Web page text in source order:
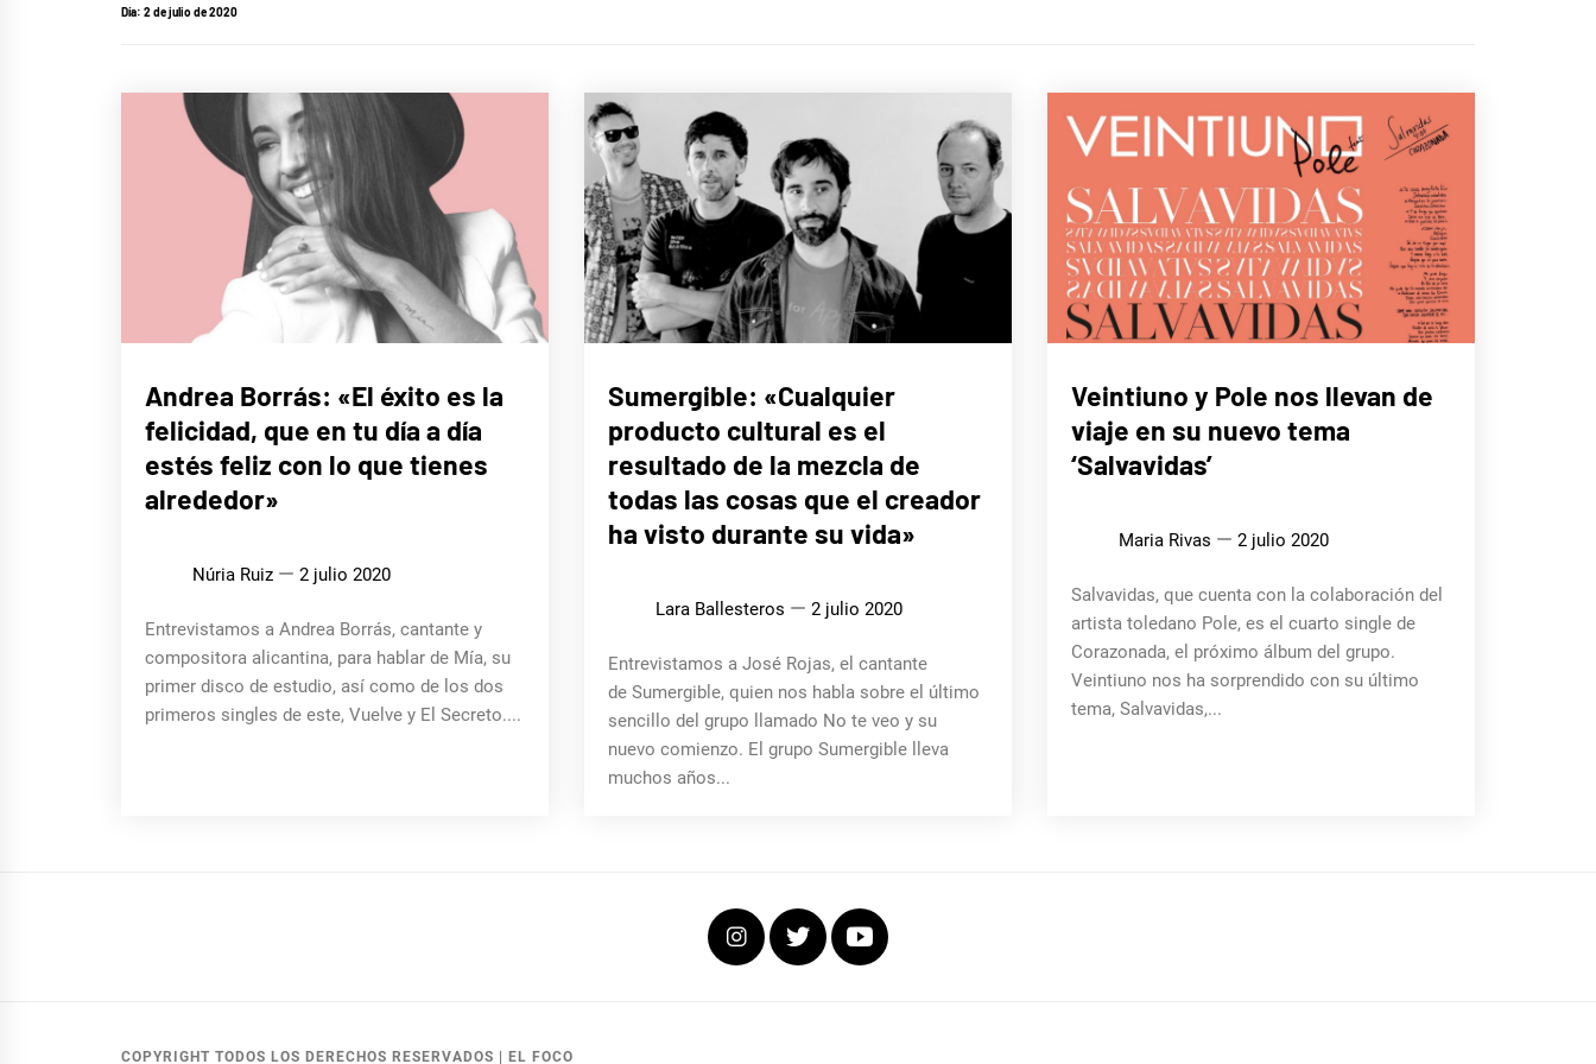
Día: 2 de julio de 2020
Andrea Borrás: «El éxito es la
felicidad, que en tu día a día
estés feliz con lo que tienes
alrededor»
Núria Ruiz 2 julio 2020
Entrevistamos a Andrea Borrás, cantante y
compositora alicantina, para hablar de Mía, su
primer disco de estudio, así como de los dos
primeros singles de este, Vuelve y El Secreto....
Sumergible: «Cualquier
producto cultural es el
resultado de la mezcla de
todas las cosas que el creador
ha visto durante su vida»
Lara Ballesteros 2 julio 2020
Entrevistamos a José Rojas, el cantante
de Sumergible, quien nos habla sobre el último
sencillo del grupo llamado No te veo y su
nuevo comienzo. El grupo Sumergible lleva
muchos años...
Veintiuno y Pole nos llevan de
viaje en su nuevo tema
‘Salvavidas’
Maria Rivas 2 julio 2020
Salvavidas, que cuenta con la colaboración del
artista toledano Pole, es el cuarto single de
Corazonada, el próximo álbum del grupo.
Veintiuno nos ha sorprendido con su último
tema, Salvavidas,...
InstagramTwitterYoutube
COPYRIGHT TODOS LOS DERECHOS RESERVADOS | EL FOCO